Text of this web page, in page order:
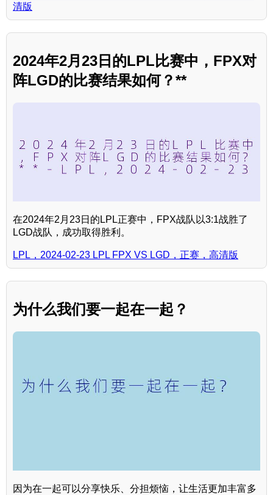
清版
2024年2月23日的LPL比赛中，FPX对
阵LGD的比赛结果如何？**
在2024年2月23日的LPL正赛中，FPX战队以3:1战胜了
LGD战队，成功取得胜利。
LPL，2024-02-23 LPL FPX VS LGD，正赛，高清版
为什么我们要一起在一起？
因为在一起可以分享快乐、分担烦恼，让生活更加丰富多